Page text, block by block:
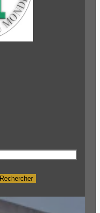
Rechercher